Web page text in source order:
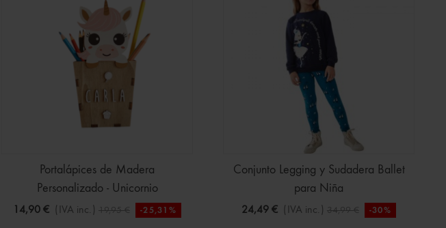
Portalápices de Madera
Personalizado - Unicornio
14,90 € (IVA inc.) 19,95 € -25,31%
Conjunto Legging y Sudadera Ballet
para Niña
24,49 € (IVA inc.) 34,99 € -30%